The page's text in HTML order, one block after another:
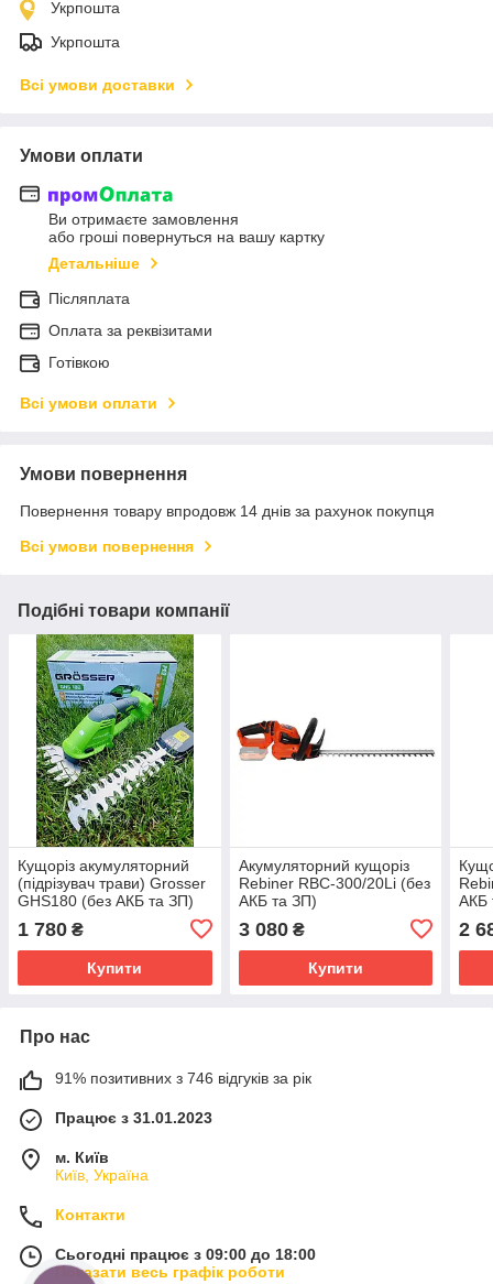
Укрпошта
Укрпошта
Всі умови доставки
Умови оплати
Ви отримаєте замовлення
або гроші повернуться на вашу картку
Детальніше
Післяплата
Оплата за реквізитами
Готівкою
Всі умови оплати
Умови повернення
Повернення товару впродовж 14 днів за рахунок покупця
Всі умови повернення
Подібні товари компанії
Кущоріз акумуляторний
(підрізувач трави) Grosser
GHS180 (без АКБ та ЗП)
1 780 ₴
Купити
Акумуляторний кущоріз
Rebiner RBC-300/20Li (без
АКБ та ЗП)
3 080₴
Купити
АКБ
2
Про нас
91% позитивних з 746 відгуків за рік
Працює з 31.01.2023
м. Київ
Київ, Україна
Контакти
Сьогодні працює з 09:00 до 18:00
Показати весь графік роботи